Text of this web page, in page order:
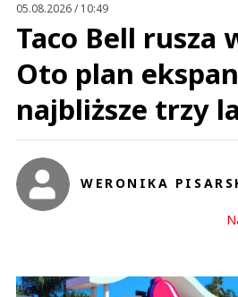
ok, to prawda PayPal jest łatwy w
DirtyJoe
0
Dlatego właśnie nie korzystam z
05.08.2026 / 10:49
Taco Bell rusza
Oto plan
najbliższe trzy
WERONIKA